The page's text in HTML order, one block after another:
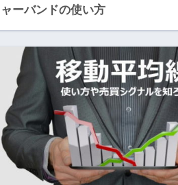
ャーバンドの使い方